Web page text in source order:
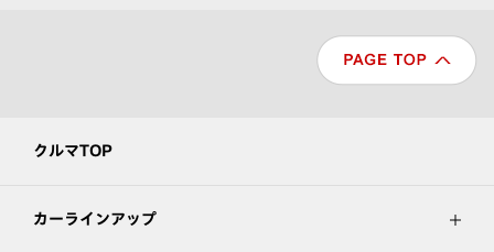
クルマTOP
カーラインアップ